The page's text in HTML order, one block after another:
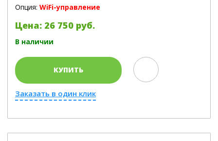
Опция: WiFi-управление
Цена: 26 750 руб.
В наличии
КУПИТЬ
Заказать в один клик